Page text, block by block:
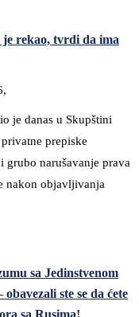
rekao, tvrdi da ima
je danas u Skupštini
prepiske
narušavanje prava
nakon objavljivanja
sa Jedinstvenom
ste se da ćete
sa Rusima!